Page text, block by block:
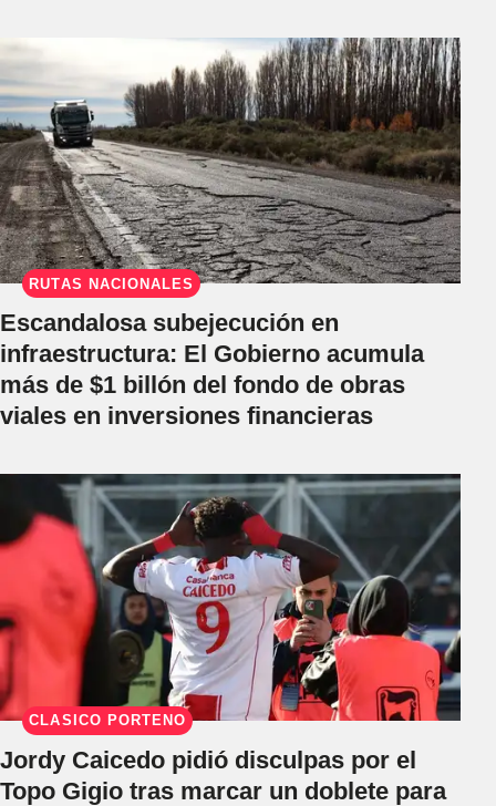
RUTAS NACIONALES
Escandalosa subejecución en
infraestructura: El Gobierno acumula
más de $1 billón del fondo de obras
viales en inversiones financieras
CLÁSICO PORTEÑO
Jordy Caicedo pidió disculpas por el
Topo Gigio tras marcar un doblete para